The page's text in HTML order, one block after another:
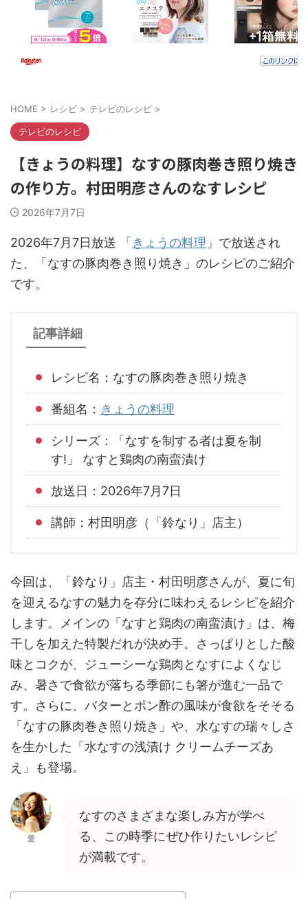
HOME > レシピ > テレビのレシピ >
テレビのレシピ
【きょうの料理】なすの豚肉巻き照り焼き
の作り方。村田明彦さんのなすレシピ
2026年7月7日
2026年7月7日放送 「 きょうの料理 」で放送され
た、「なすの豚肉巻き照り焼き」のレシピのご紹介
です。
記事詳細
レシピ名：なすの豚肉巻き照り焼き
番組名： きょうの料理
シリーズ：「なすを制する者は夏を制
す!」 なすと鶏肉の南蛮漬け
放送日：2026年7月7日
講師：村田明彦（「鈴なり」店主）
今回は、「鈴なり」店主・村田明彦さんが、夏に旬
を迎えるなすの魅力を存分に味わえるレシピを紹介
します。メインの「なすと鶏肉の南蛮漬け」は、梅
干しを加えた特製だれが決め手。さっぱりとした酸
味とコクが、ジューシーな鶏肉となすによくなじ
み、暑さで食欲が落ちる季節にも箸が進む一品で
す。さらに、バターとポン酢の風味が食欲をそそる
「なすの豚肉巻き照り焼き」や、水なすの瑞々しさ
を生かした「水なすの浅漬け クリームチーズあ
え」も登場。
愛
なすのさまざまな楽しみ方が学べ
る、この時季にぜひ作りたいレシピ
が満載です。